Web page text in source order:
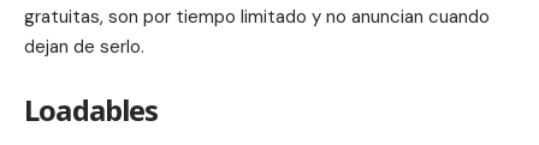
gratuitas, son por tiempo limitado y no anuncian cuando
dejan de serlo.
Loadables